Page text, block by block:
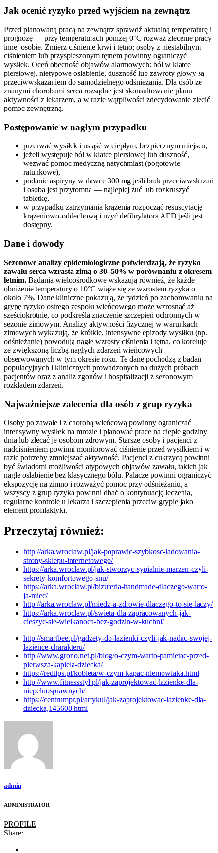
Jak ocenić ryzyko przed wyjściem na zewnątrz
Przed planowaną pracą na zewnątrz sprawdź aktualną temperaturę i
prognozę — przy temperaturach poniżej 0°C rozważ zlecenie pracy
innej osobie. Zmierz ciśnienie krwi i tętno; osoby z niestabilnym
ciśnieniem lub przyspieszonym tętnem powinny ograniczyć
wysiłek. Oceń obecność objawów alarmowych: ból w klatce
piersiowej, nietypowe osłabienie, duszność lub zawroty głowy są
przeciwwskazaniem do samodzielnego odśnieżania. Dla osób ze
znanymi chorobami serca rozsądne jest skonsultowanie planu
aktywności z lekarzem, a w razie wątpliwości zdecydowanie zlecić
pomoc zewnętrzną.
Postępowanie w nagłym przypadku
przerwać wysiłek i usiąść w ciepłym, bezpiecznym miejscu,
jeżeli występuje ból w klatce piersiowej lub duszność,
wezwać pomoc medyczną natychmiast (pogotowie
ratunkowe),
podanie aspiryny w dawce 300 mg jeśli brak przeciwwskazań
i osoba jest przytomna — najlepiej żuć lub rozkruszyć
tabletkę,
w przypadku zatrzymania krążenia rozpocząć resuscytację
krążeniowo-oddechową i użyć defibrylatora AED jeśli jest
dostępny.
Dane i dowody
Sezonowe analizy epidemiologiczne potwierdzają, że ryzyko
zawału serca wzrasta zimą o 30–50% w porównaniu z okresem
letnim. Badania wieloośrodkowe wskazują również, że każde
obniżenie temperatury o 10°C wiąże się ze wzrostem ryzyka o
około 7%. Dane kliniczne pokazują, że tydzień po zachorowaniu na
grypę ryzyko ostrego zespołu wieńcowego może wzrosnąć aż
sześciokrotnie, co podkreśla znaczenie szczepień ochronnych w
sezonie zimowym. Analizy aktywności fizycznej w warunkach
zimowych wykazują, że krótkie, intensywne epizody wysiłku (np.
odśnieżanie) powodują nagłe wzrosty ciśnienia i tętna, co koreluje
ze zwiększoną liczbą nagłych zdarzeń wieńcowych
obserwowanych w tym okresie roku. Te dane pochodzą z badań
populacyjnych i klinicznych prowadzonych na dużych próbach
pacjentów oraz z analiz zgonów i hospitalizacji z sezonowym
rozkładem zdarzeń.
Najważniejsze zalecenia dla osób z grup ryzyka
Osoby po zawale i z chorobą wieńcową powinny ograniczać
intensywny wysiłek na mrozie i planować prace na ciepłe godziny
dnia lub zlecać je osobom zdrowym. Starsze osoby i pacjenci z
nadciśnieniem powinni monitorować ciśnienie przed wysiłkiem i w
razie potrzeby zmniejszać aktywność. Pacjenci z cukrzycą powinni
być świadomi możliwości atypowych objawów zawału, takich jak
nagłe osłabienie bez klasycznego bólu. Palacze powinni ograniczyć
ekspozycję na zimno i rozważyć pomoc przy odśnieżaniu, a
wszyscy z grup ryzyka powinni dbać o kontynuację leczenia,
regularne kontrole u lekarza i szczepienia przeciw grypie jako
element profilaktyki.
Przeczytaj również:
http://arka.wroclaw.pl/jak-poprawic-szybkosc-ladowania-
strony-sklepu-internetowego/
https://arka.wroclaw.pl/jak-stworzyc-sypialnie-marzen-czyli-
sekrety-komfortowego-snu/
https://arka.wroclaw.pl/bizuteria-handmade-dlaczego-warto-
ja-miec/
http://arka.wroclaw.pl/miedz-a-zdrowie-dlaczego-to-sie-laczy/
https://arka.wroclaw.pl/swieta-dla-zapracowanych-jak-
cieszyc-sie-wielkanoca-bez-godzin-w-kuchni/
http://smartbee.pl/gadzety-do-lazienki-czyli-jak-nadac-swojej-
lazience-charakteru/
http://www.grono.net.pl/blog/o-czym-warto-pamietac-przed-
pierwsza-kapiela-dziecka/
https://redtips.pl/kobieta/w-czym-kapac-niemowlaka.html
http://www.fitnessstyl.pl/jak-zaprojektowac-lazienke-dla-
niepelnosprawnych/
https://centrumpr.pl/artykul/jak-zaprojektowac-lazienke-dla-
dziecka,145608.html
admin
ADMINISTRATOR
PROFILE
Share: